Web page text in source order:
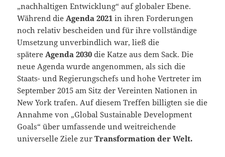
„nachhaltigen Entwicklung“ auf globaler Ebene.
Während die Agenda 2021 in ihren Forderungen
noch relativ bescheiden und für ihre vollständige
Umsetzung unverbindlich war, ließ die
spätereAgenda 2030die Katze aus dem Sack. Die
neue Agenda wurde angenommen, als sich die
Staats- und Regierungschefs und hohe Vertreter im
September 2015 am Sitz der Vereinten Nationen in
New York trafen. Auf diesem Treffen billigten sie die
Annahme von „Global Sustainable Development
Goals“ über umfassende und weitreichende
universelle Ziele zur Transformation der Welt.